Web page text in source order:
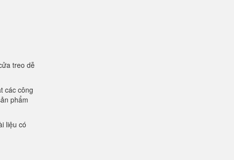
treo dễ
các công
phẩm
liệu có